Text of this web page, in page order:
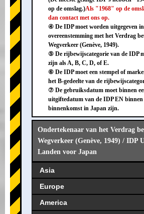
op de omslag.)Als "1968" op de
dan contact met ons op.
④ De IDP moet worden uitgegeven in
overeenstemming met het Verdrag
Wegverkeer (Genève, 1949).
⑤ De rijbewijscategorie van de IDP
zijn als A, B, C, D, of E.
⑥ De IDP moet een stempel of
het B-gedeelte van de
⑦ De gebruiksdatum moet binnen
uitgiftedatum van de IDP EN binnen
binnenkomst in Japan zijn.
Ondertekenaar van het Verdrag
Wegverkeer (Genève, 1949) / IDP
Landen voor Japan
Asia
Europe
America